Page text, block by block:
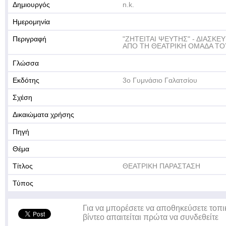
Δημιουργός n.k.
Ημερομηνία
Περιγραφή
"ΖΗΤΕΙΤΑΙ ΨΕΥΤΗΣ" -
ΑΠΟ ΤΗ ΘΕΑΤΡΙΚΗ ΟΜΑΔΑ
Γλώσσα
Εκδότης 3ο Γυμνάσιο Γαλατσίου
Σχέση
Δικαιώματα χρήσης
Πηγή
Θέμα
Τίτλος ΘΕΑΤΡΙΚΗ ΠΑΡΑΣΤΑΣΗ
Τύπος
Για να μπορέσετε να αποθηκεύσετε
βίντεο απαιτείται πρώτα να συνδεθείτε